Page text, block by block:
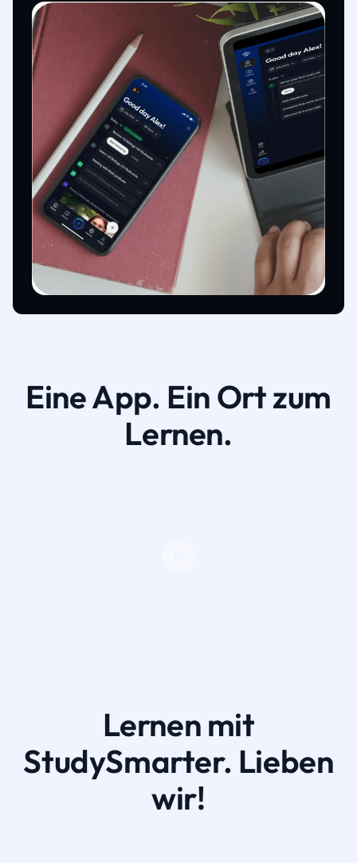
Eine App. Ein Ort zum
Lernen.
Lernen mit
StudySmarter. Lieben
wir!